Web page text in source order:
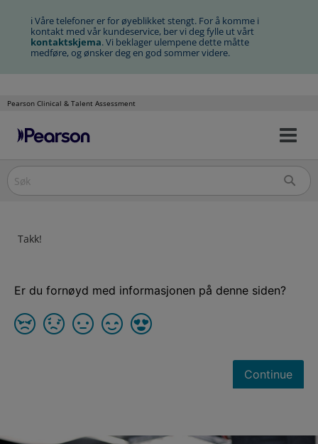
ℹ Våre telefoner er for øyeblikket stengt. For å komme i
kontakt med vår kundeservice, ber vi deg fylle ut vårt
kontaktskjema. Vi beklager ulempene dette måtte
medføre, og ønsker deg en god sommer videre.
Pearson Clinical & Talent Assessment
Hopp
innhold
Takk!